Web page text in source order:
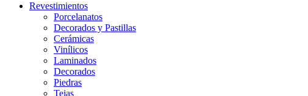
Revestimientos
Porcelanatos
Decorados y Pastillas
Cerámicas
Vinílicos
Laminados
Decorados
Piedras
Tejas